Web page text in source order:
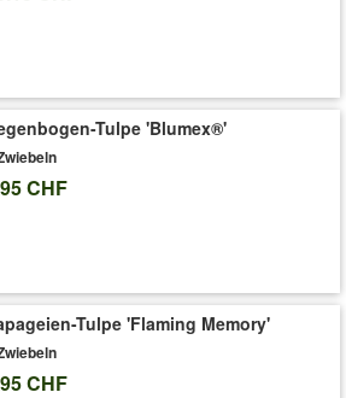
16-18 cm
Pflege-Tipps
Tulpe 'Blumex®'
CHF
Tulpe 'Flaming Memory'
CHF